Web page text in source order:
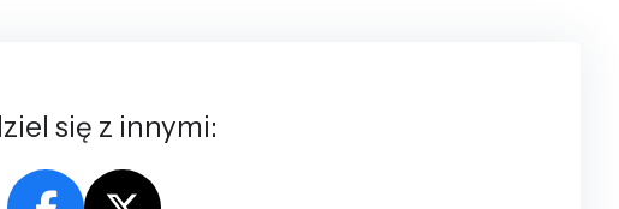
się z innymi: